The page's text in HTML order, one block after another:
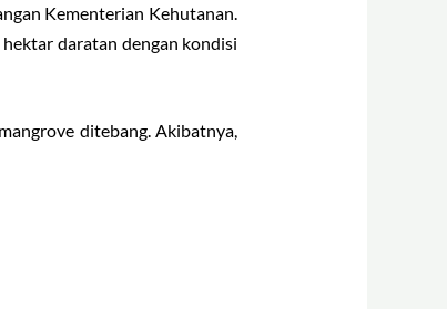
Kementerian Kehutanan.
daratan dengan kondisi
ditebang. Akibatnya,